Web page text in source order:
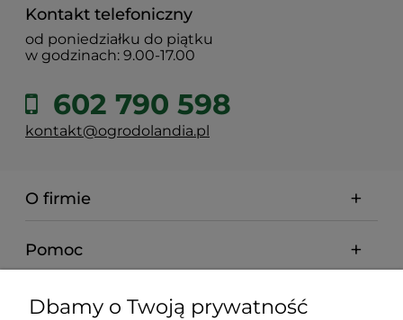
Kontakt telefoniczny
od poniedziałku do piątku
w godzinach: 9.00-17.00
602 790 598
kontakt@ogrodolandia.pl
O firmie
Pomoc
Dostawa
Dbamy o Twoją prywatność